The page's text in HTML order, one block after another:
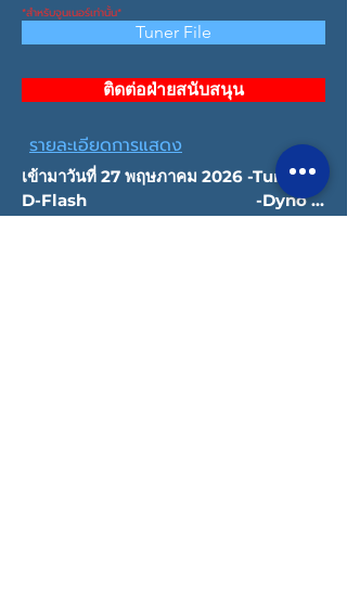
*สำหรับจูนเนอร์เท่านั้น*
Tuner File
ติดต่อฝ่ายสนับสนุน
รายละเอียดการแสดง
เข้ามาวันที่ 27 พฤษภาคม 2026 -Tuning
D-Flash                                       -Dyno